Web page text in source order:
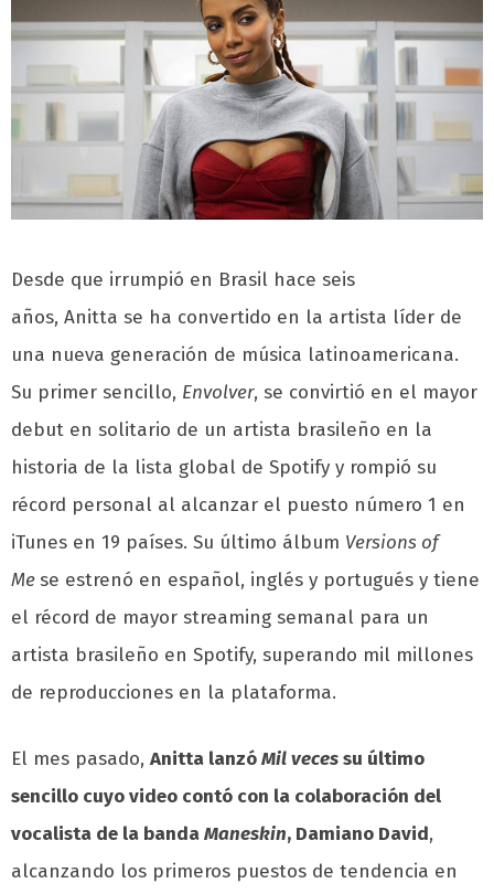
Desde que irrumpió en Brasil hace seis
años, Anitta se ha convertido en la artista líder de
una nueva generación de música latinoamericana.
Su primer sencillo, Envolver, se convirtió en el mayor
debut en solitario de un artista brasileño en la
historia de la lista global de Spotify y rompió su
récord personal al alcanzar el puesto número 1 en
iTunes en 19 países. Su último álbum Versions of
Mese estrenó en español, inglés y portugués y tiene
el récord de mayor streaming semanal para un
artista brasileño en Spotify, superando mil millones
de reproducciones en la plataforma.
El mes pasado, Anitta lanzóMil vecessu último
sencillo cuyo video contó con la colaboración del
vocalista de la bandaManeskin, Damiano David,
alcanzando los primeros puestos de tendencia en